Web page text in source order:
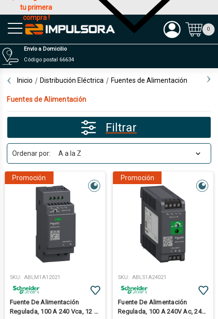
tu primera
compra !
Productos
Envío a Domicilio
Código postal 66634
0
Inicio Distribución Eléctrica Fuentes de Alimentación
Fuentes de Alimentación
Filtrar
Ordenar por:
Promoción
SKU: ABLM1A12021
Fuente De Alimentación
Regulada, 100 A 240 Vca, 12 V,
Promoción
SKU: ABLS1A24021
Fuente De Alimentación
Regulada, 100 A 240V Ac, 24V,